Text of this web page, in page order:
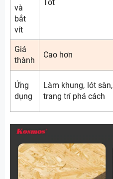
và
bắt
vít
Tốt
Giá
thành
Cao hơn
Ứng
dụng
Làm khung, lót sàn,
trang trí phá cách